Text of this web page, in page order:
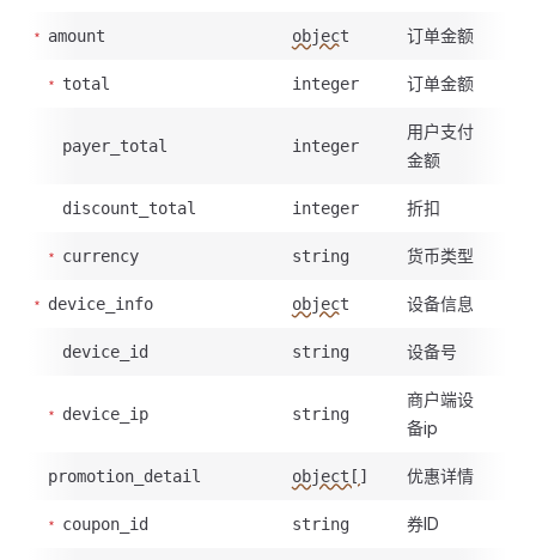
amount object 订单金额
total integer 订单金额
payer_total integer
用户支付
金额
discount_total integer 折扣
currency string 货币类型
device_info object 设备信息
device_id string 设备号
device_ip string
商户端设
备ip
promotion_detail object[] 优惠详情
coupon_id string 券ID